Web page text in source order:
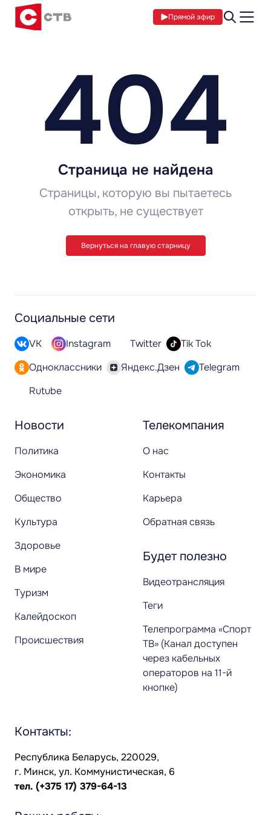
Прямой эфир
404
Страница не найдена
Страницы, которую вы пытаетесь
открыть, не существует
Вернуться на главую старницу
Новости
Политика
Экономика
Общество
Культура
Здоровье
В мире
Туризм
Калейдоскоп
Происшествия
Телекомпания
О нас
Контакты
Карьера
Обратная связь
Будет полезно
Видеотрансляция
Теги
Телепрограмма «Спорт
ТВ» (Канал доступен
через кабельных
операторов на 11-й
кнопке)
Социальные сети
VK Instagram Twitter
Tik Tok
Одноклассники
Яндекс.Дзен
Telegram
Rutube
Контакты:
Республика Беларусь, 220029,
г. Минск, ул. Коммунистическая, 6
тел. (+375 17) 379-64-13